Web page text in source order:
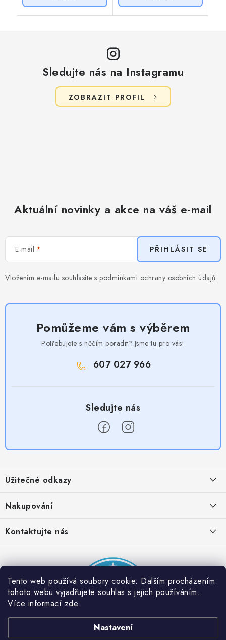
Tento web používá soubory cookie. Dalším procházením
tohoto webu vyjadřujete souhlas s jejich používáním..
Více informací zde.
Nastavení
Sledujte nás na Instagramu
ZOBRAZIT PROFIL
Aktuální novinky a akce na váš e-mail
E-mail
Vložením e-mailu souhlasíte s podmínkami ochrany osobních údajů
PŘIHLÁSIT SE
Pomůžeme vám s výběrem
Potřebujete s něčím poradit? Jsme tu pro vás!
607 027 966
p
a
Užitečné odkazy
Obchodní podmínky
Provizní systém
Partner stránek: Super plecháček
Nakupování
Časté otázky
Podmínky akce 2 + 1 zdarma
Kontaktujte nás